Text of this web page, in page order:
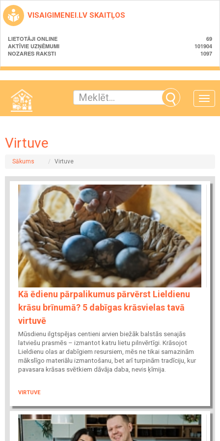
VISAIGIMENEI.LV SKAITĻOS
LIETOTĀJI ONLINE
69
AKTĪVIE UZŅĒMUMI
101904
NOZARES RAKSTI
1097
Toggle
Virtuve
Sākums Virtuve
Kā ēdienu pārpalikumus pārvērst Lieldienu
krāsu brīnumā? 5 dabīgas krāsvielas tavā
virtuvē
Mūsdienu ilgtspējas centieni arvien biežāk balstās senajās
latviešu prasmēs – izmantot katru lietu pilnvērtīgi. Krāsojot
Lieldienu olas ar dabīgiem resursiem, mēs ne tikai samazinām
mākslīgo materiālu izmantošanu, bet arī turpinām tradīciju, kur
pavasara krāsas svētkiem dāvāja daba, nevis ķīmija.
VIRTUVE